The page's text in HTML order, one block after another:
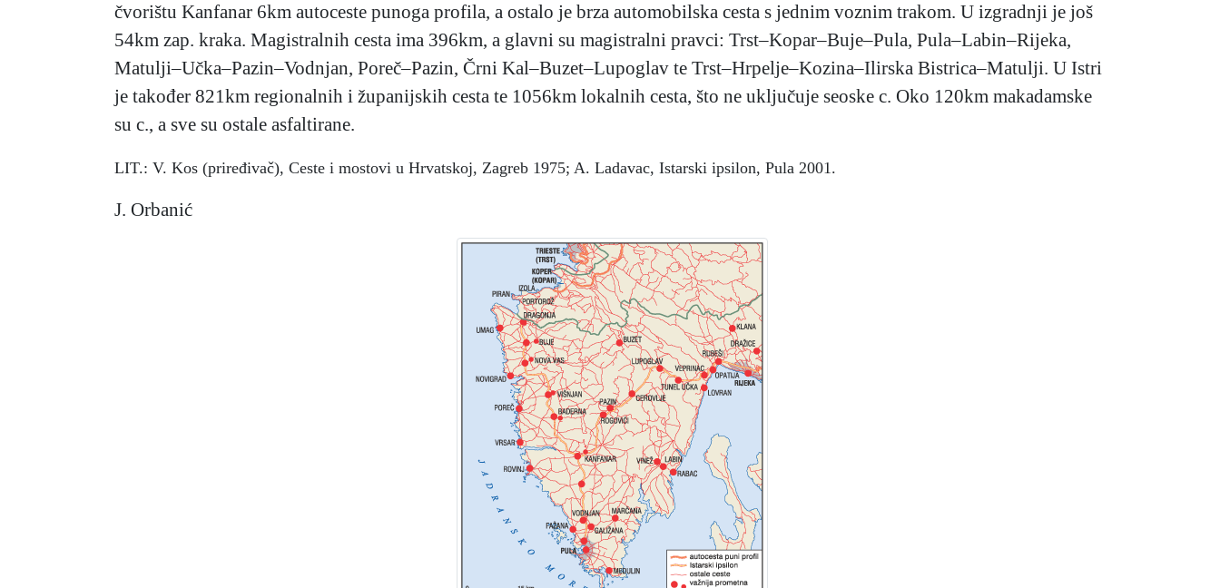
čvorištu Kanfanar 6km autoceste punoga profila, a ostalo je brza automobilska cesta s jednim voznim trakom. U izgradnji je još
54km zap. kraka. Magistralnih cesta ima 396km, a glavni su magistralni pravci: Trst–Kopar–Buje–Pula, Pula–Labin–Rijeka,
Matulji–Učka–Pazin–Vodnjan, Poreč–Pazin, Črni Kal–Buzet–Lupoglav te Trst–Hrpelje–Kozina–Ilirska Bistrica–Matulji. U Istri
je također 821km regionalnih i županijskih cesta te 1056km lokalnih cesta, što ne uključuje seoske c. Oko 120km makadamske
su c., a sve su ostale asfaltirane.
LIT.: V. Kos (priređivač), Ceste i mostovi u Hrvatskoj, Zagreb 1975; A. Ladavac, Istarski ipsilon, Pula 2001.
J. Orbanić